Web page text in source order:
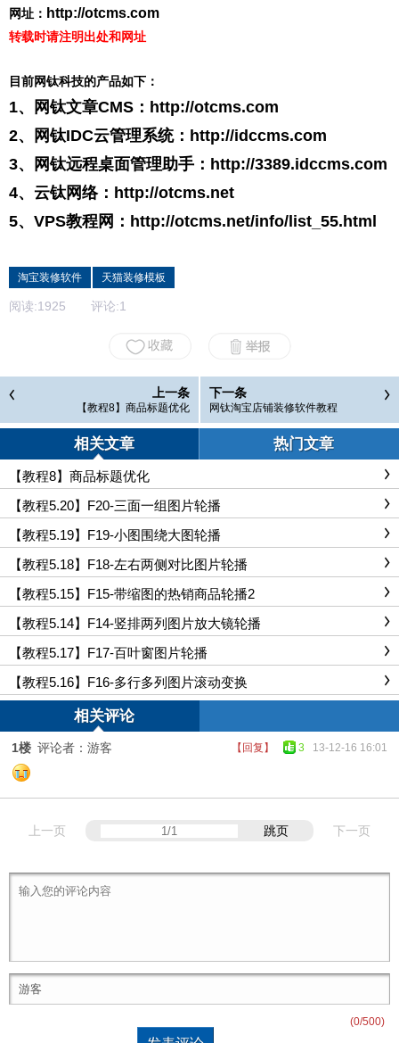
网址： http://otcms.com
转载时请注明出处和网址
目前网钛科技的产品如下：
1、网钛文章CMS： http://otcms.com
2、网钛IDC云管理系统： http://idccms.com
3、网钛远程桌面管理助手： http://3389.idccms.com
4、云钛网络： http://otcms.net
5、VPS教程网： http://otcms.net/info/list_55.html
淘宝装修软件 天猫装修模板
阅读:1925 评论:1
上一条
【教程8】商品标题优化
下一条
网钛淘宝店铺装修软件教程
相关文章 热门文章
【教程8】商品标题优化
【教程5.20】F20-三面一组图片轮播
【教程5.19】F19-小图围绕大图轮播
【教程5.18】F18-左右两侧对比图片轮播
【教程5.15】F15-带缩图的热销商品轮播2
【教程5.14】F14-竖排两列图片放大镜轮播
【教程5.17】F17-百叶窗图片轮播
【教程5.16】F16-多行多列图片滚动变换
相关评论
【回复】 3 13-12-16 16:01
1楼 评论者：游客
上一页 跳页 下一页
(0/500)